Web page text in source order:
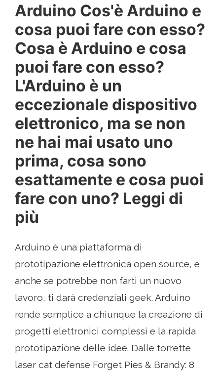
Arduino Cos'è Arduino e
cosa puoi fare con esso?
Cosa è Arduino e cosa
puoi fare con esso?
L'Arduino è un
eccezionale dispositivo
elettronico, ma se non
ne hai mai usato uno
prima, cosa sono
esattamente e cosa puoi
fare con uno? Leggi di
più
Arduino è una piattaforma di
prototipazione elettronica open source, e
anche se potrebbe non farti un nuovo
lavoro, ti darà credenziali geek. Arduino
rende semplice a chiunque la creazione di
progetti elettronici complessi e la rapida
prototipazione delle idee. Dalle torrette
laser cat defense Forget Pies & Brandy: 8